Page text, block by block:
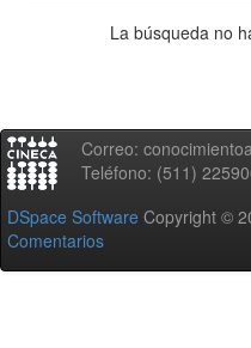
La búsqueda no
Correo:
Teléfono: (511)
DSpace Software Copyright ©
Comentarios